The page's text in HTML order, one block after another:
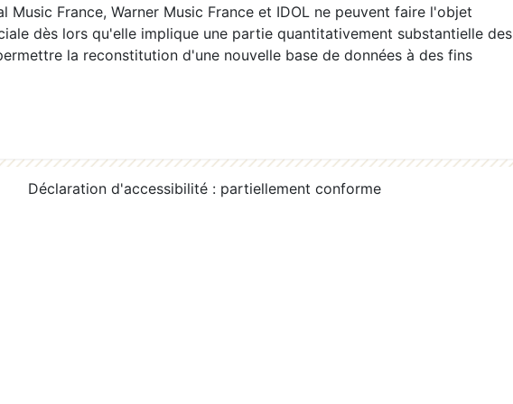
Music France, Warner Music France et IDOL ne peuvent faire l'objet
dès lors qu'elle implique une partie quantitativement substantielle des
la reconstitution d'une nouvelle base de données à des fins
Déclaration d'accessibilité : partiellement conforme